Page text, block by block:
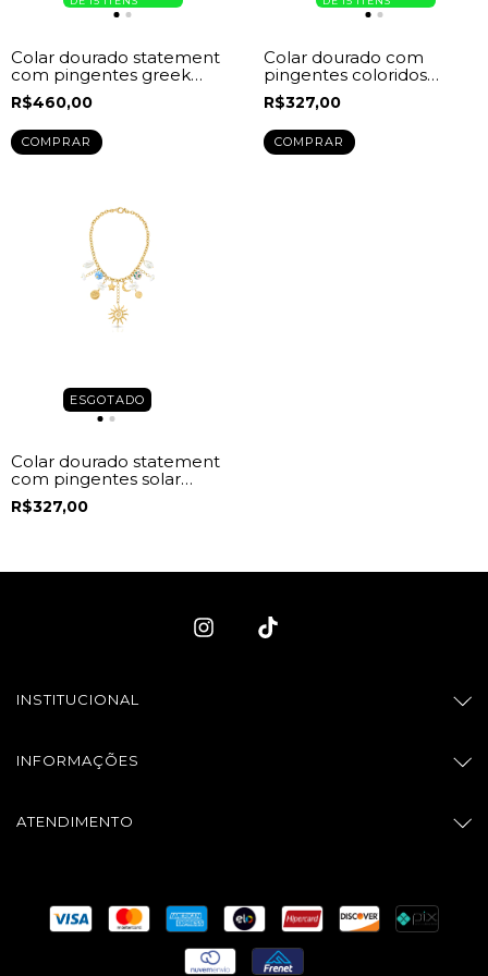
Colar dourado statement
com pingentes greek
summer charms -
CO01011403
R$460,00
Colar dourado com
pingentes coloridos
ocean charms -
CO01011402
R$327,00
ESGOTADO
Colar dourado statement
com pingentes solar
coast charms -
CO01011405
R$327,00
INSTITUCIONAL
INFORMAÇÕES
ATENDIMENTO